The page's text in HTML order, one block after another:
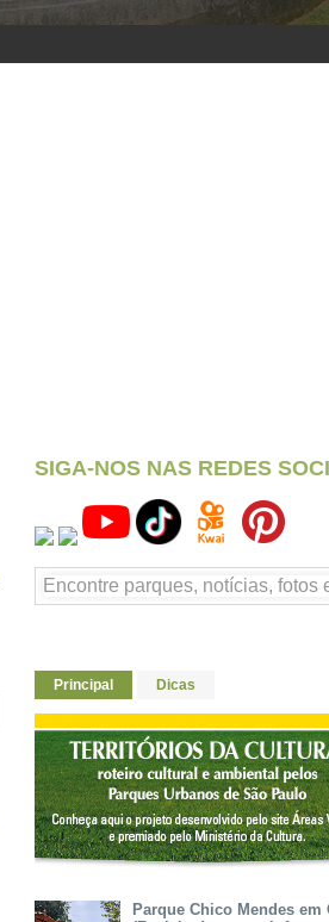
SIGA-NOS NAS REDES
Principal Dicas
Parque Chico Mendes em